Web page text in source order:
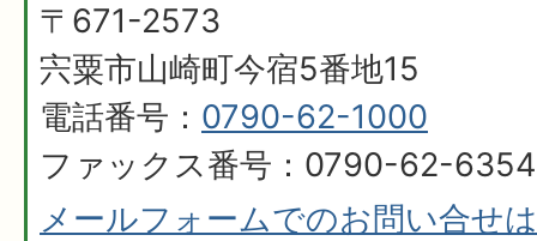
〒671-2573
宍粟市山崎町今宿5番地15
電話番号： 0790-62-1000
ファックス番号：0790-62-6354
メールフォームでのお問い合せ